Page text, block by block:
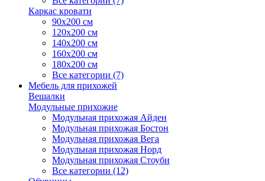
Каркас кровати
90х200 см
120х200 см
140х200 см
160х200 см
180х200 см
Все категории (7)
Мебель для прихожей
Вешалки
Модульные прихожие
Модульная прихожая Айден
Модульная прихожая Бостон
Модульная прихожая Вега
Модульная прихожая Норд
Модульная прихожая Стоуби
Все категории (12)